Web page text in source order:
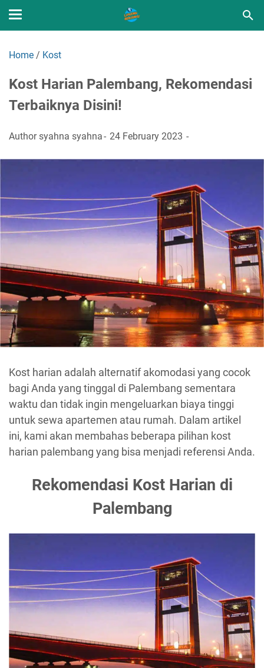
Home / Kost
Kost Harian Palembang, Rekomendasi
Terbaiknya Disini!
Authorsyahna syahna 24 February 2023
Kost harian adalah alternatif akomodasi yang cocok
bagi Anda yang tinggal di Palembang sementara
waktu dan tidak ingin mengeluarkan biaya tinggi
untuk sewa apartemen atau rumah. Dalam artikel
ini, kami akan membahas beberapa pilihan kost
harian palembang yang bisa menjadi referensi Anda.
Rekomendasi Kost Harian di
Palembang